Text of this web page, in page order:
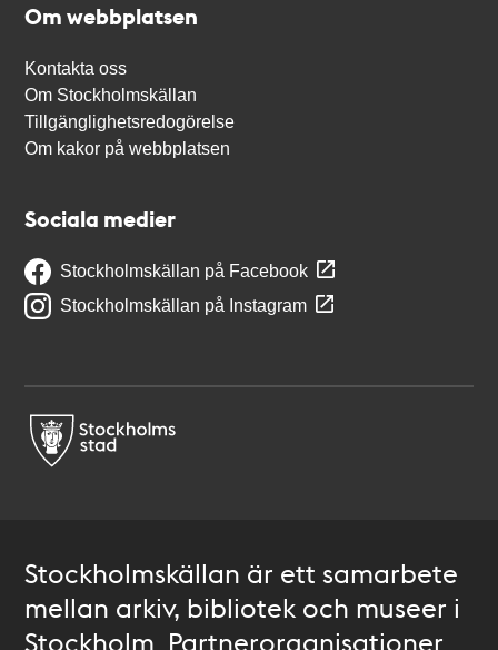
Om webbplatsen
Kontakta oss
Om Stockholmskällan
Tillgänglighetsredogörelse
Om kakor på webbplatsen
Sociala medier
Stockholmskällan på Facebook
Stockholmskällan på Instagram
Stockholmskällan är ett samarbete
mellan arkiv, bibliotek och museer i
Stockholm. Partnerorganisationer